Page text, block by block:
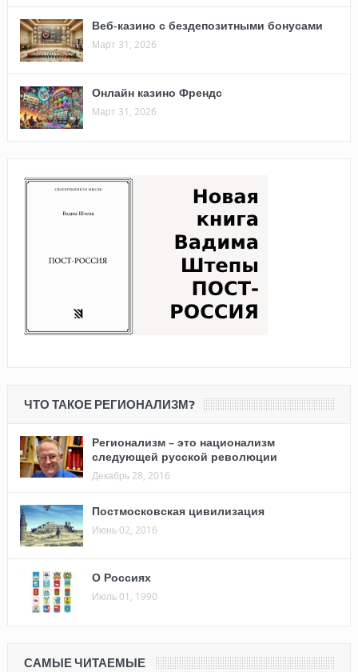
Веб-казино с бездепозитными бонусами
Март 31, 2026
Онлайн казино Френдс
Март 31, 2026
ЧТО ТАКОЕ РЕГИОНАЛИЗМ?
Регионализм – это национализм
следующей русской революции
Декабрь 28, 2016
Постмосковская цивилизация
Июнь 02, 2016
О Россиях
Июль 01, 1990
САМЫЕ ЧИТАЕМЫЕ